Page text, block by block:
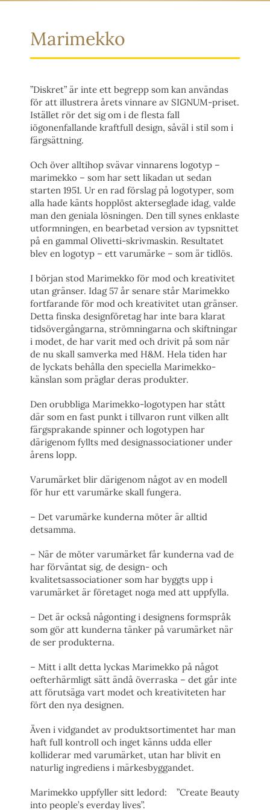
Marimekko
”Diskret” är inte ett begrepp som kan användas
för att illustrera årets vinnare av SIGNUM-priset.
Istället rör det sig om i de flesta fall
iögonenfallande kraftfull design, såväl i stil som i
färgsättning.
Och över alltihop svävar vinnarens logotyp –
marimekko – som har sett likadan ut sedan
starten 1951. Ur en rad förslag på logotyper, som
alla hade känts hopplöst akterseglade idag, valde
man den geniala lösningen. Den till synes enklaste
utformningen, en bearbetad version av typsnittet
på en gammal Olivetti-skrivmaskin. Resultatet
blev en logotyp – ett varumärke – som är tidlös.
I början stod Marimekko för mod och kreativitet
utan gränser. Idag 57 år senare står Marimekko
fortfarande för mod och kreativitet utan gränser.
Detta finska designföretag har inte bara klarat
tidsövergångarna, strömningarna och skiftningar
i modet, de har varit med och drivit på som när
de nu skall samverka med H&M. Hela tiden har
de lyckats behålla den speciella Marimekko-
känslan som präglar deras produkter.
Den orubbliga Marimekko-logotypen har stått
där som en fast punkt i tillvaron runt vilken allt
färgsprakande spinner och logotypen har
därigenom fyllts med designassociationer under
årens lopp.
Varumärket blir därigenom något av en modell
för hur ett varumärke skall fungera.
– Det varumärke kunderna möter är alltid
detsamma.
– När de möter varumärket får kunderna vad de
har förväntat sig, de design- och
kvalitetsassociationer som har byggts upp i
varumärket är företaget noga med att uppfylla.
– Det är också någonting i designens formspråk
som gör att kunderna tänker på varumärket när
de ser produkterna.
– Mitt i allt detta lyckas Marimekko på något
oefterhärmligt sätt ändå överraska – det går inte
att förutsäga vart modet och kreativiteten har
fört den nya designen.
Även i vidgandet av produktsortimentet har man
haft full kontroll och inget känns udda eller
kolliderar med varumärket, utan har blivit en
naturlig ingrediens i märkesbyggandet.
Marimekko uppfyller sitt ledord: ”Create Beauty
into people’s everday lives”.